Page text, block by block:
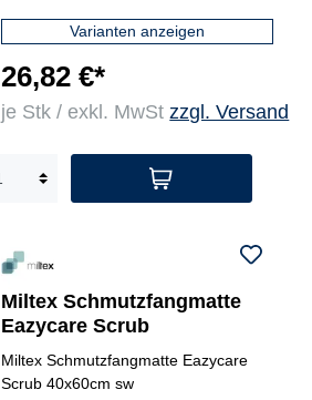
Varianten anzeigen
26,82 €*
je Stk / exkl. MwStzzgl. Versand
Miltex Schmutzfangmatte
Eazycare Scrub
Miltex Schmutzfangmatte Eazycare
Scrub 40x60cm sw